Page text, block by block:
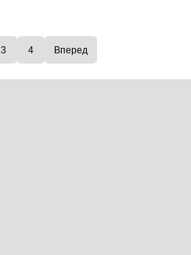
3 4 Вперед